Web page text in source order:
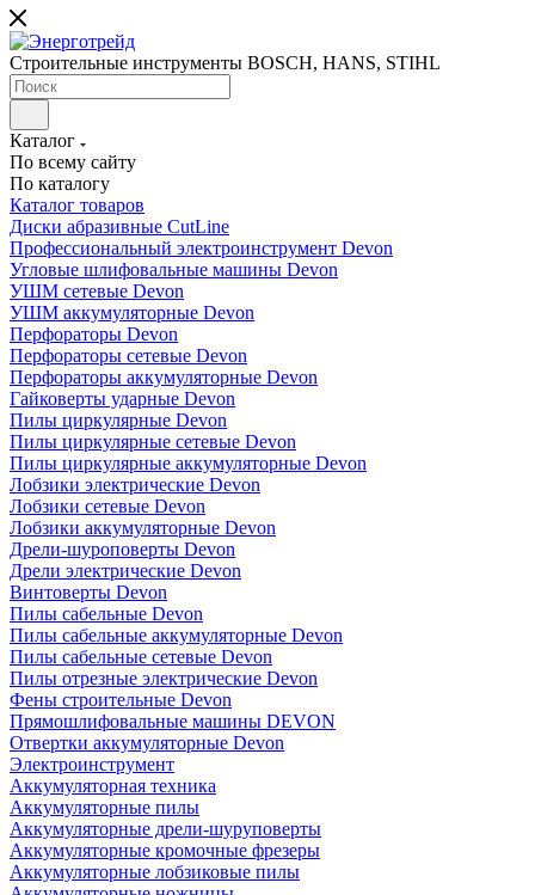
Строительные инструменты BOSCH, HANS, STIHL
Каталог
По всему сайту
По каталогу
Каталог товаров
Диски абразивные CutLine
Профессиональный электроинструмент Devon
Угловые шлифовальные машины Devon
УШМ сетевые Devon
УШМ аккумуляторные Devon
Перфораторы Devon
Перфораторы сетевые Devon
Перфораторы аккумуляторные Devon
Гайковерты ударные Devon
Пилы циркулярные Devon
Пилы циркулярные сетевые Devon
Пилы циркулярные аккумуляторные Devon
Лобзики электрические Devon
Лобзики сетевые Devon
Лобзики аккумуляторные Devon
Дрели-шуроповерты Devon
Дрели электрические Devon
Винтоверты Devon
Пилы сабельные Devon
Пилы сабельные аккумуляторные Devon
Пилы сабельные сетевые Devon
Пилы отрезные электрические Devon
Фены строительные Devon
Прямошлифовальные машины DEVON
Отвертки аккумуляторные Devon
Электроинструмент
Аккумуляторная техника
Аккумуляторные пилы
Аккумуляторные дрели-шуруповерты
Аккумуляторные кромочные фрезеры
Аккумуляторные лобзиковые пилы